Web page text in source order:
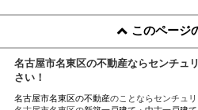
このページ
名古屋市名東区の不動産ならセンチュ
さい！
名古屋市名東区の不動産のことならセンチュ